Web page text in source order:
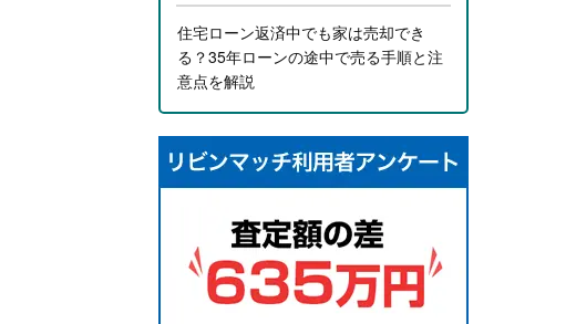
住宅ローン返済中でも家は売却でき
る？35年ローンの途中で売る手順と注
意点を解説